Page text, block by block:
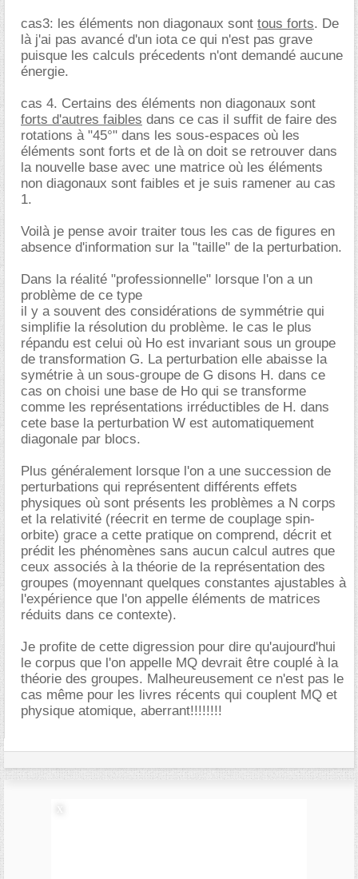
cas3: les éléments non diagonaux sont tous forts. De
là j'ai pas avancé d'un iota ce qui n'est pas grave
puisque les calculs précedents n'ont demandé aucune
énergie.
cas 4. Certains des éléments non diagonaux sont
forts d'autres faibles dans ce cas il suffit de faire des
rotations à "45°" dans les sous-espaces où les
éléments sont forts et de là on doit se retrouver dans
la nouvelle base avec une matrice où les éléments
non diagonaux sont faibles et je suis ramener au cas
1.
Voilà je pense avoir traiter tous les cas de figures en
absence d'information sur la "taille" de la perturbation.
Dans la réalité "professionnelle" lorsque l'on a un
problème de ce type
il y a souvent des considérations de symmétrie qui
simplifie la résolution du problème. le cas le plus
répandu est celui où Ho est invariant sous un groupe
de transformation G. La perturbation elle abaisse la
symétrie à un sous-groupe de G disons H. dans ce
cas on choisi une base de Ho qui se transforme
comme les représentations irréductibles de H. dans
cete base la perturbation W est automatiquement
diagonale par blocs.
Plus généralement lorsque l'on a une succession de
perturbations qui représentent différents effets
physiques où sont présents les problèmes a N corps
et la relativité (réecrit en terme de couplage spin-
orbite) grace a cette pratique on comprend, décrit et
prédit les phénomènes sans aucun calcul autres que
ceux associés à la théorie de la représentation des
groupes (moyennant quelques constantes ajustables à
l'expérience que l'on appelle éléments de matrices
réduits dans ce contexte).
Je profite de cette digression pour dire qu'aujourd'hui
le corpus que l'on appelle MQ devrait être couplé à la
théorie des groupes. Malheureusement ce n'est pas le
cas même pour les livres récents qui couplent MQ et
physique atomique, aberrant!!!!!!!!